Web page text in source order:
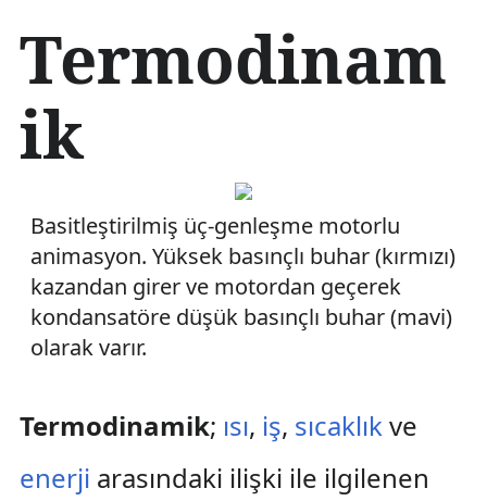
ç
ğ
e
Termodinam
ik
Basitleştirilmiş üç-genleşme motorlu
animasyon. Yüksek basınçlı buhar (kırmızı)
kazandan girer ve motordan geçerek
kondansatöre düşük basınçlı buhar (mavi)
olarak varır.
Termodinamik; ısı, iş, sıcaklıkve
enerji arasındaki ilişki ile ilgilenen